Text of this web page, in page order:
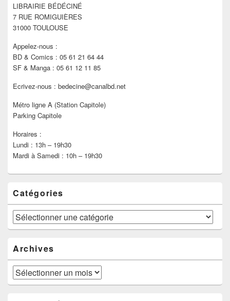
barre
latérale
LIBRAIRIE BÉDÉCINÉ
7 RUE ROMIGUIÈRES
31000 TOULOUSE
Appelez-nous :
BD & Comics : 05 61 21 64 44
SF & Manga : 05 61 12 11 85
Ecrivez-nous : bedecine@canalbd.net
Métro ligne A (Station Capitole)
Parking Capitole
Horaires :
Lundi : 13h – 19h30
Mardi à Samedi : 10h – 19h30
Catégories
Catégories
Archives
Archives